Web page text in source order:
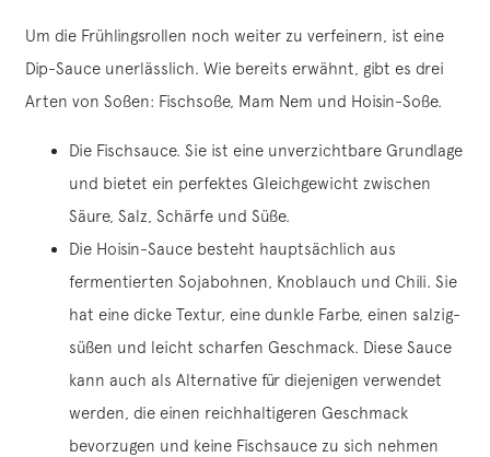
Um die Frühlingsrollen noch weiter zu verfeinern, ist eine
Dip-Sauce unerlässlich. Wie bereits erwähnt, gibt es drei
Arten von Soßen: Fischsoße, Mam Nem und Hoisin-Soße.
Die Fischsauce. Sie ist eine unverzichtbare Grundlage
und bietet ein perfektes Gleichgewicht zwischen
Säure, Salz, Schärfe und Süße.
Die Hoisin-Sauce besteht hauptsächlich aus
fermentierten Sojabohnen, Knoblauch und Chili. Sie
hat eine dicke Textur, eine dunkle Farbe, einen salzig-
süßen und leicht scharfen Geschmack. Diese Sauce
kann auch als Alternative für diejenigen verwendet
werden, die einen reichhaltigeren Geschmack
bevorzugen und keine Fischsauce zu sich nehmen